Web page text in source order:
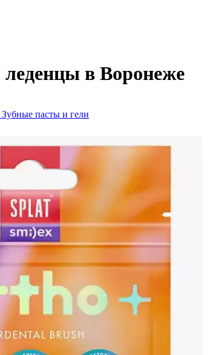
в Воронеже
Зубные пасты и гели